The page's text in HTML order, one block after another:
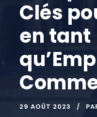
Clés
en tant
29 AOÛT 2023